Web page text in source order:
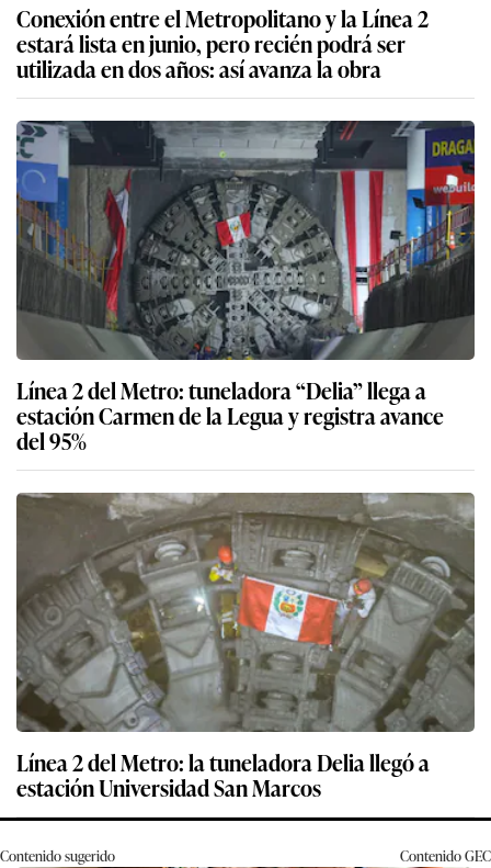
Conexión entre el Metropolitano y la Línea 2
estará lista en junio, pero recién podrá ser
utilizada en dos años: así avanza la obra
Línea 2 del Metro: tuneladora “Delia” llega a
estación Carmen de la Legua y registra avance
del 95%
Línea 2 del Metro: la tuneladora Delia llegó a
estación Universidad San Marcos
Contenido sugerido ContenidoGEC